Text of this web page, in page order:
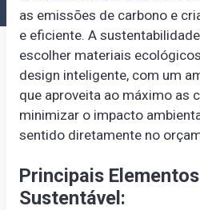
as emissões de carbono e
e eficiente. A
escolher materiais
design inteligente, com um
que aproveita ao máximo as
minimizar o impacto
sentido diretamente no
Principais
Sustentável: